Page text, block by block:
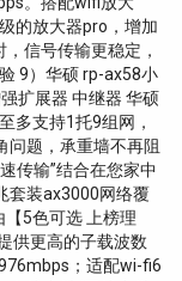
的放大器pro，增加
信号传输更稳定，
9）华硕 rp-ax58小
扩展器 中继器 华硕
多支持1托9组网，
题，承重墙不再阻
传输”结合在您家中
套装ax3000网络覆
5色可选 上榜理
供更高的子载波数
；适配wi-fi6